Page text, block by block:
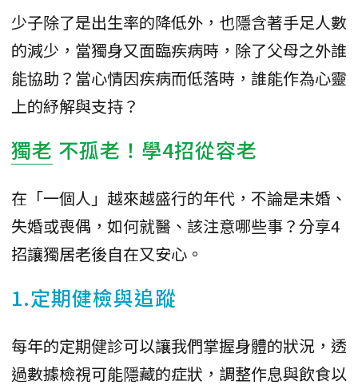
少子除了是出生率的降低外，也隱含著手足人數
的減少，當獨身又面臨疾病時，除了父母之外誰
能協助？當心情因疾病而低落時，誰能作為心靈
上的紓解與支持？
獨老 不孤老！學4招從容老
在「一個人」越來越盛行的年代，不論是未婚、
失婚或喪偶，如何就醫、該注意哪些事？分享4
招讓獨居老後自在又安心。
1.定期健檢與追蹤
每年的定期健診可以讓我們掌握身體的狀況，透
過數據檢視可能隱藏的症狀，調整作息與飲食以